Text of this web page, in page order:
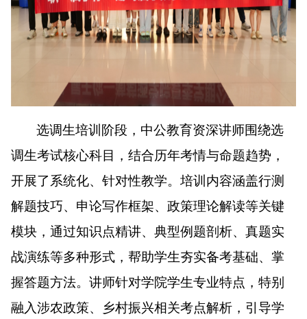
选调生培训阶段，中公教育资深讲师围绕选
调生考试核心科目，结合历年考情与命题趋势，
开展了系统化、针对性教学。培训内容涵盖行测
解题技巧、申论写作框架、政策理论解读等关键
模块，通过知识点精讲、典型例题剖析、真题实
战演练等多种形式，帮助学生夯实备考基础、掌
握答题方法。讲师针对学院学生专业特点，特别
融入涉农政策、乡村振兴相关考点解析，引导学